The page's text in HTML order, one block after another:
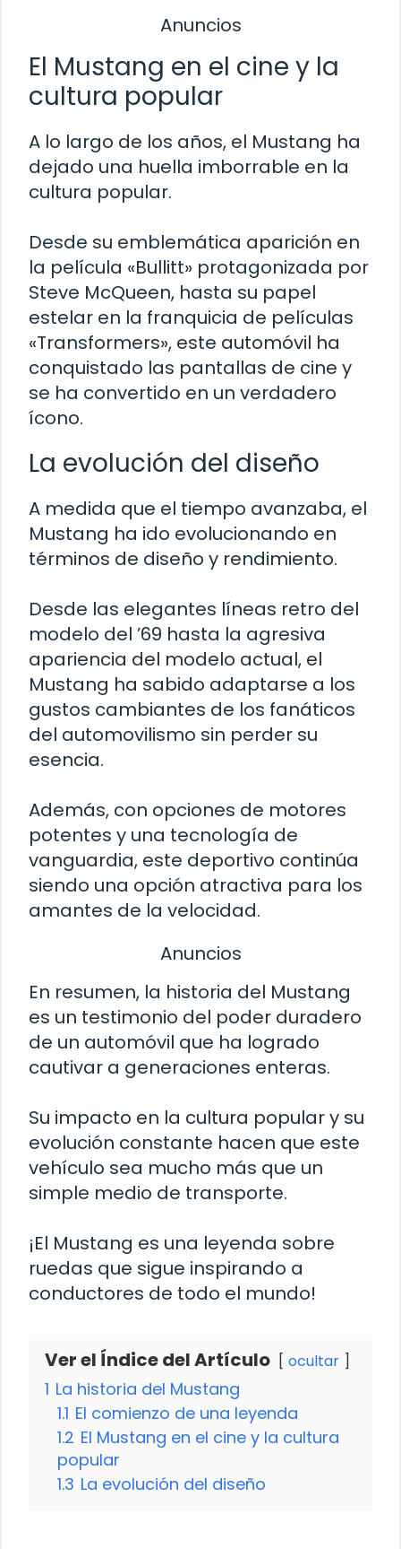
Anuncios
El Mustang en el cine y la
cultura popular
A lo largo de los años, el Mustang ha
dejado una huella imborrable en la
cultura popular.
Desde su emblemática aparición en
la película «Bullitt» protagonizada por
Steve McQueen, hasta su papel
estelar en la franquicia de películas
«Transformers», este automóvil ha
conquistado las pantallas de cine y
se ha convertido en un verdadero
ícono.
La evolución del diseño
A medida que el tiempo avanzaba, el
Mustang ha ido evolucionando en
términos de diseño y rendimiento.
Desde las elegantes líneas retro del
modelo del ’69 hasta la agresiva
apariencia del modelo actual, el
Mustang ha sabido adaptarse a los
gustos cambiantes de los fanáticos
del automovilismo sin perder su
esencia.
Además, con opciones de motores
potentes y una tecnología de
vanguardia, este deportivo continúa
siendo una opción atractiva para los
amantes de la velocidad.
Anuncios
En resumen, la historia del Mustang
es un testimonio del poder duradero
de un automóvil que ha logrado
cautivar a generaciones enteras.
Su impacto en la cultura popular y su
evolución constante hacen que este
vehículo sea mucho más que un
simple medio de transporte.
¡El Mustang es una leyenda sobre
ruedas que sigue inspirando a
conductores de todo el mundo!
Ver el Índice del Artículo ocultar
1 La historia del Mustang
1.1 El comienzo de una leyenda
1.2 El Mustang en el cine y la cultura
popular
1.3 La evolución del diseño